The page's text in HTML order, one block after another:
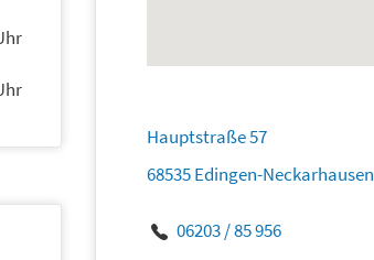
Hauptstraße 57
68535 Edingen-Neckarhausen
06203 / 85 956